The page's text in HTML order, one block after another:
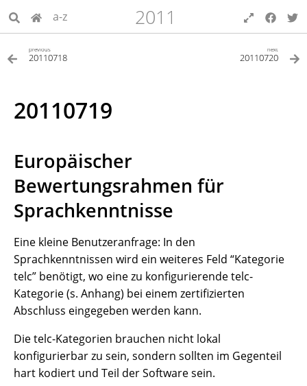
a-z 2011
previous
20110718
next
20110720
20110719
Europäischer
Bewertungsrahmen für
Sprachkenntnisse
Eine kleine Benutzeranfrage: In den
Sprachkenntnissen wird ein weiteres Feld “Kategorie
telc” benötigt, wo eine zu konfigurierende telc-
Kategorie (s. Anhang) bei einem zertifizierten
Abschluss eingegeben werden kann.
Die telc-Kategorien brauchen nicht lokal
konfigurierbar zu sein, sondern sollten im Gegenteil
hart kodiert und Teil der Software sein.